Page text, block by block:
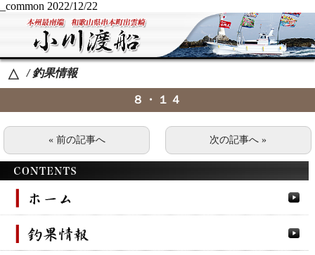
_common 2022/12/22
△ / 釣果情報
８・１４
« 前の記事へ 次の記事へ »